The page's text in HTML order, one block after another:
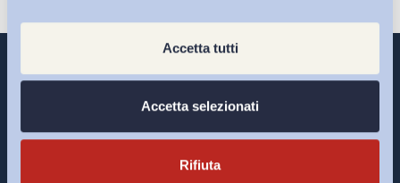
Accetta tutti
Accetta selezionati
Rifiuta
Interventi ADAPT